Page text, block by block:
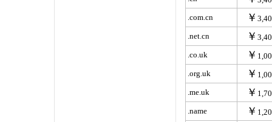
.com.cn
￥
.net.cn
￥
.co.uk
￥
.org.uk
￥
.me.uk
￥
.name
￥